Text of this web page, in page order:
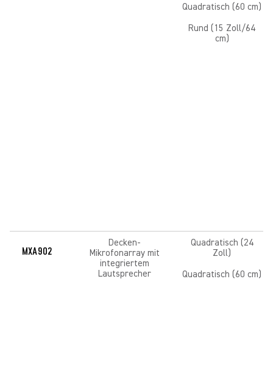
MXA902
Decken-
Mikrofonarray mit
integriertem
Lautsprecher
Quadratisch (60 cm)
Rund (15 Zoll/64
cm)
Quadratisch (24
Zoll)
Quadratisch (60 cm)